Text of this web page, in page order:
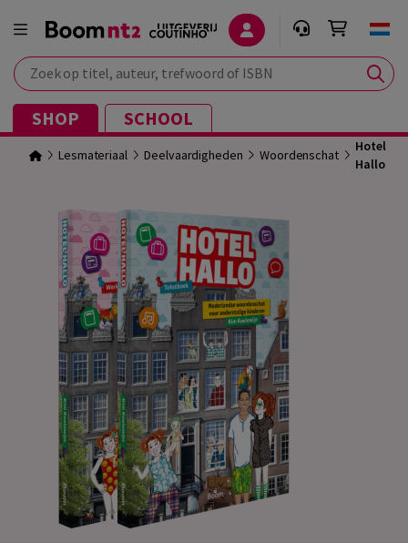
Zoek op titel, auteur, trefwoord of ISBN
SHOP SCHOOL
Lesmateriaal Deelvaardigheden Woordenschat
Hotel
Hallo